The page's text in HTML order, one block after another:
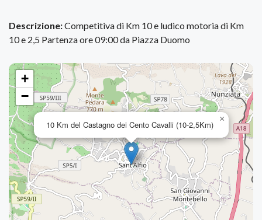
Descrizione:Competitiva di Km 10 e ludico motoria di Km
10 e 2,5 Partenza ore 09:00 da Piazza Duomo
10 Km del Castagno dei Cento Cavalli (10-2,5Km)
×
+
−